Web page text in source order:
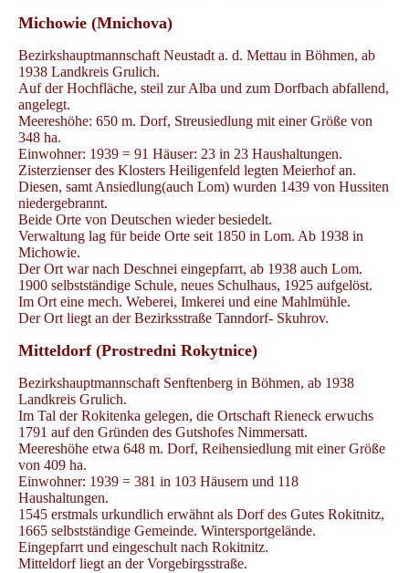
Michowie (Mnichova)
Bezirkshauptmannschaft Neustadt a. d. Mettau in Böhmen, ab
1938 Landkreis Grulich.
Auf der Hochfläche, steil zur Alba und zum Dorfbach abfallend,
angelegt.
Meereshöhe: 650 m. Dorf, Streusiedlung mit einer Größe von
348 ha.
Einwohner: 1939 = 91 Häuser: 23 in 23 Haushaltungen.
Zisterzienser des Klosters Heiligenfeld legten Meierhof an.
Diesen, samt Ansiedlung(auch Lom) wurden 1439 von Hussiten
niedergebrannt.
Beide Orte von Deutschen wieder besiedelt.
Verwaltung lag für beide Orte seit 1850 in Lom. Ab 1938 in
Michowie.
Der Ort war nach Deschnei eingepfarrt, ab 1938 auch Lom.
1900 selbstständige Schule, neues Schulhaus, 1925 aufgelöst.
Im Ort eine mech. Weberei, Imkerei und eine Mahlmühle.
Der Ort liegt an der Bezirksstraße Tanndorf- Skuhrov.
Mitteldorf (Prostredni Rokytnice)
Bezirkshauptmannschaft Senftenberg in Böhmen, ab 1938
Landkreis Grulich.
Im Tal der Rokitenka gelegen, die Ortschaft Rieneck erwuchs
1791 auf den Gründen des Gutshofes Nimmersatt.
Meereshöhe etwa 648 m. Dorf, Reihensiedlung mit einer Größe
von 409 ha.
Einwohner: 1939 = 381 in 103 Häusern und 118
Haushaltungen.
1545 erstmals urkundlich erwähnt als Dorf des Gutes Rokitnitz,
1665 selbstständige Gemeinde. Wintersportgelände.
Eingepfarrt und eingeschult nach Rokitnitz.
Mitteldorf liegt an der Vorgebirgsstraße.